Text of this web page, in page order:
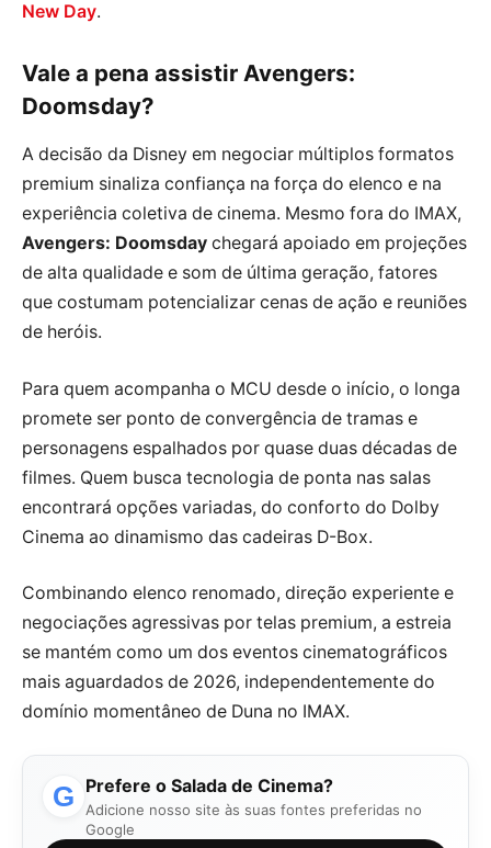
New Day.
Vale a pena assistir Avengers:
Doomsday?
A decisão da Disney em negociar múltiplos formatos
premium sinaliza confiança na força do elenco e na
experiência coletiva de cinema. Mesmo fora do IMAX,
Avengers: Doomsday chegará apoiado em projeções
de alta qualidade e som de última geração, fatores
que costumam potencializar cenas de ação e reuniões
de heróis.
Para quem acompanha o MCU desde o início, o longa
promete ser ponto de convergência de tramas e
personagens espalhados por quase duas décadas de
filmes. Quem busca tecnologia de ponta nas salas
encontrará opções variadas, do conforto do Dolby
Cinema ao dinamismo das cadeiras D-Box.
Combinando elenco renomado, direção experiente e
negociações agressivas por telas premium, a estreia
se mantém como um dos eventos cinematográficos
mais aguardados de 2026, independentemente do
domínio momentâneo de Duna no IMAX.
G Prefere o Salada de Cinema?
Adicione nosso site às suas fontes preferidas no
Google